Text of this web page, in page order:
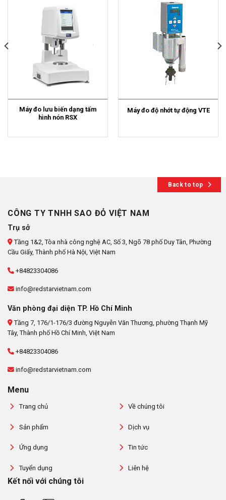
Máy đo lưu biến dạng tấm
hình nón RSX
Máy đo độ nhớt tự động VTE
Back to top
CÔNG TY TNHH SAO ĐỎ VIỆT NAM
Trụ sở
Tầng 1&2, Tòa nhà công nghệ AC, Số 3, Ngõ 78 phố Duy Tân, Phường
Cầu Giấy, Thành phố Hà Nội, Việt Nam
+84823304086
info@redstarvietnam.com
Văn phòng đại diện TP. Hồ Chí Minh
Tầng 7, 176/1-176/3 đường Nguyễn Văn Thương, phường Thạnh Mỹ
Tây, Thành phố Hồ Chí Minh, Việt Nam
+84823304086
info@redstarvietnam.com
Menu
Trang chủ Về chúng tôi
Sản phẩm Dịch vụ
Ứng dụng Tin tức
Tuyển dụng Liên hệ
Kết nối với chúng tôi